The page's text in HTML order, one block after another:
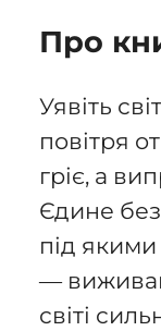
Про
Уявіть
повітря
гріє, а
Єдине
під
—
світі